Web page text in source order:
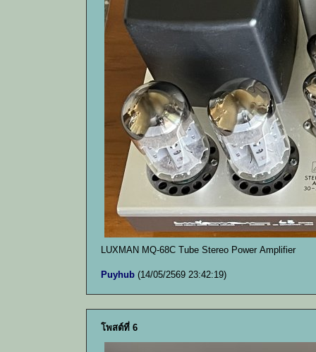
LUXMAN MQ-68C Tube Stereo Power Amplifier
Puyhub (14/05/2569 23:42:19)
โพสต์ที่ 6